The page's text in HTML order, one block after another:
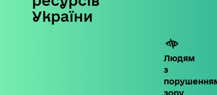
України
Людям
з
зору